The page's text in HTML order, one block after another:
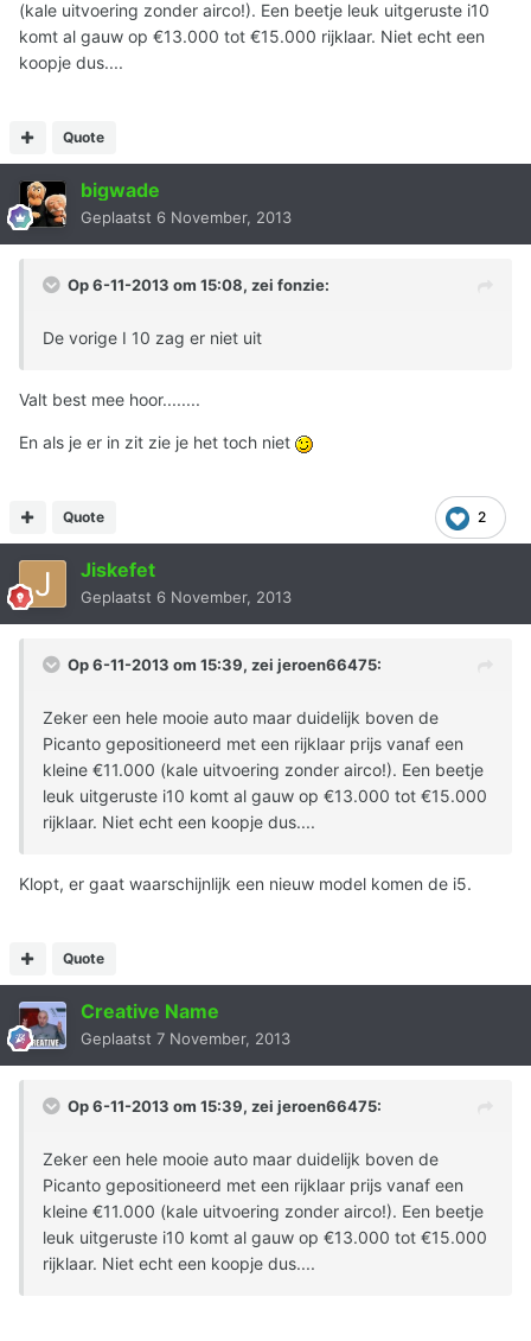
(kale uitvoering zonder airco!). Een beetje leuk uitgeruste i10
komt al gauw op €13.000 tot €15.000 rijklaar. Niet echt een
koopje dus....
Quote
bigwade
Geplaatst 6 November, 2013
Op 6-11-2013 om 15:08, zei fonzie:
De vorige I 10 zag er niet uit
Valt best mee hoor........
En als je er in zit zie je het toch niet
2
Quote
Jiskefet
Geplaatst 6 November, 2013
Op 6-11-2013 om 15:39, zei jeroen66475:
Zeker een hele mooie auto maar duidelijk boven de
Picanto gepositioneerd met een rijklaar prijs vanaf een
kleine €11.000 (kale uitvoering zonder airco!). Een beetje
leuk uitgeruste i10 komt al gauw op €13.000 tot €15.000
rijklaar. Niet echt een koopje dus....
Klopt, er gaat waarschijnlijk een nieuw model komen de i5.
Quote
Creative Name
Geplaatst 7 November, 2013
Op 6-11-2013 om 15:39, zei jeroen66475:
Zeker een hele mooie auto maar duidelijk boven de
Picanto gepositioneerd met een rijklaar prijs vanaf een
kleine €11.000 (kale uitvoering zonder airco!). Een beetje
leuk uitgeruste i10 komt al gauw op €13.000 tot €15.000
rijklaar. Niet echt een koopje dus....